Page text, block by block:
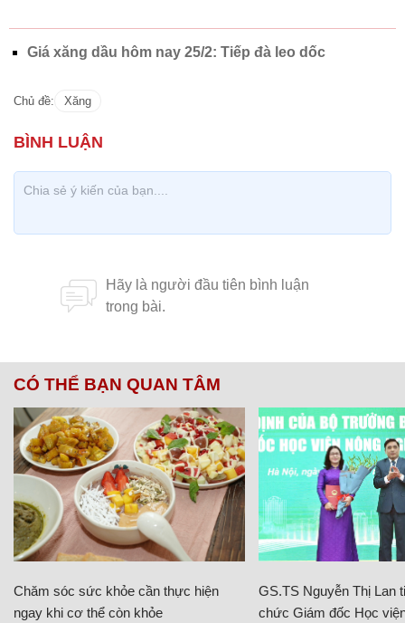
Giá xăng dầu hôm nay 25/2: Tiếp đà leo dốc
Chủ đề: Xăng
CÓ THỂ BẠN QUAN TÂM
Chăm sóc sức khỏe cần thực hiện
ngay khi cơ thể còn khỏe
GS.TS Nguyễn Thị Lan
chức Giám đốc Học